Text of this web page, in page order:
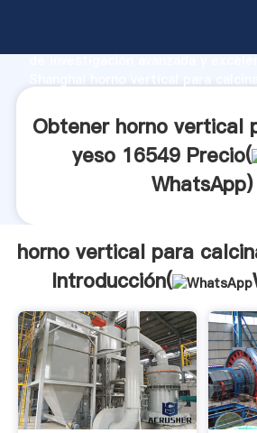
de investigación avanzada y
clientes.
Obtener horno vertical
yeso 16549 Precio(
WhatsApp)
horno vertical para
Introducción(